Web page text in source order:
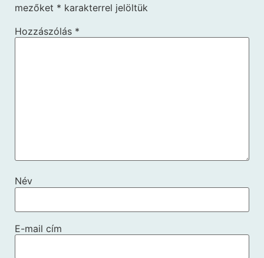
mezőket * karakterrel jelöltük
Hozzászólás *
Név
E-mail cím